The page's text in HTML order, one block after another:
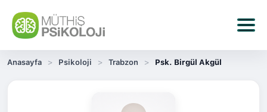
Anasayfa Psikoloji Trabzon Psk. Birgül Akgül